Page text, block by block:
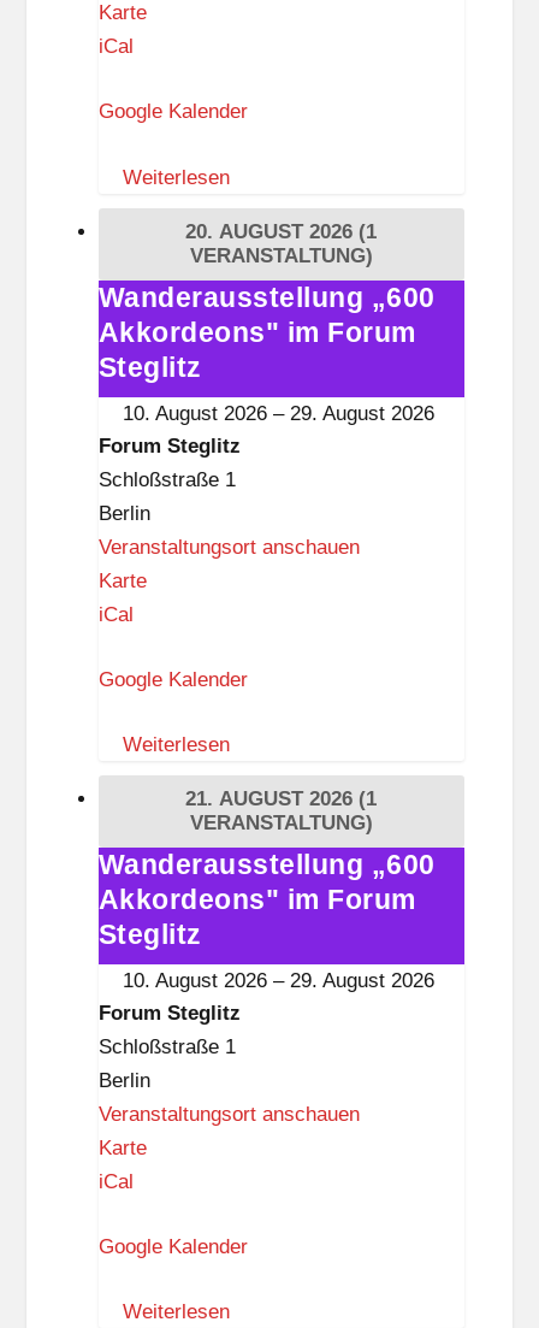
KarteF
u
S
t
g
i
t
z
iCal
Google Kalender
Weiterlesen
20. AUGUST 2026 (1
VERANSTALTUNG)
Wanderausstellung
„600
Akkordeons"
im
Wanderausstellung „600
Akkordeons" im Forum
Steglitz
10. August 2026 – 29. August 2026
Forum Steglitz
Schloßstraße 1
Berlin
Veranstaltungsort anschauen
KarteF
u
S
t
g
i
t
z
iCal
Google Kalender
Weiterlesen
21. AUGUST 2026 (1
VERANSTALTUNG)
Wanderausstellung
„600
Akkordeons"
im
Wanderausstellung „600
Akkordeons" im Forum
Steglitz
10. August 2026 – 29. August 2026
Forum Steglitz
Schloßstraße 1
Berlin
Veranstaltungsort anschauen
KarteF
u
S
iCal
Google Kalender
Weiterlesen